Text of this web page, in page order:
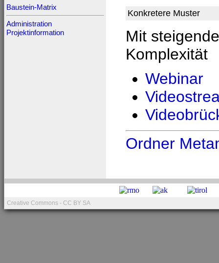
Baustein-Matrix
Administration
Projektinformation
Konkretere Muster
Mit
Komplexität
Webinar
Ordner
Creative Commons - CC BY SA